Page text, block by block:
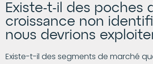
Existe-t-il des poches
croissance non
nous devrions
Existe-t-il des segments de marché